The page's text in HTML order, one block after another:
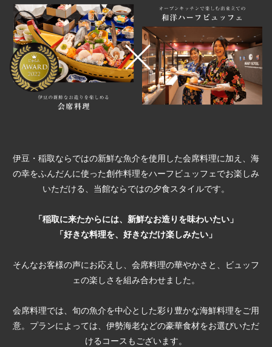
宿泊約款 プライバシーポリシー
伊豆・稲取ならではの新鮮な魚介を使用した会席料理に加え、 海
の幸をふんだんに使った創作料理をハーフビュッフェでお楽しみ
いただける、 当館ならではの夕食スタイルです。
「稲取に来たからには、新鮮なお造りを味わいたい」
「好きな料理を、好きなだけ楽しみたい」
そんなお客様の声にお応えし、会席料理の華やかさと、ビュッフ
ェの楽しさを組み合わせました。
会席料理では、旬の魚介を中心とした彩り豊かな海鮮料理をご用
意。プランによっては、伊勢海老などの豪華食材をお選びいただ
けるコースもございます。